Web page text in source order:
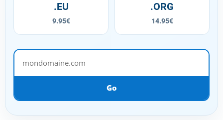
.EU
9.95€
.ORG
14.95€
mondomaine.com
Go